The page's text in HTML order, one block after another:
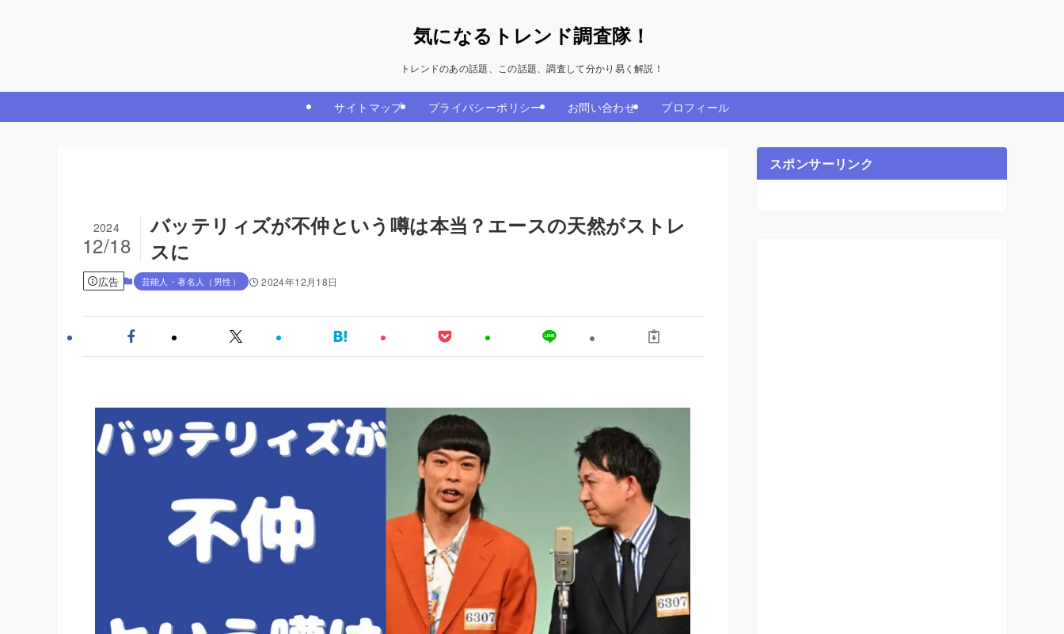
気になるトレンド調査隊！
トレンドのあの話題、この話題、調査して分かり易く解説！
サイトマップ プライバシーポリシー お問い合わせ プロフィール
バッテリィズが不仲という噂は本当？エースの天然がストレ
スに
2024
12/18
広告 芸能人・著名人（男性） 2024年12月18日
スポンサーリンク